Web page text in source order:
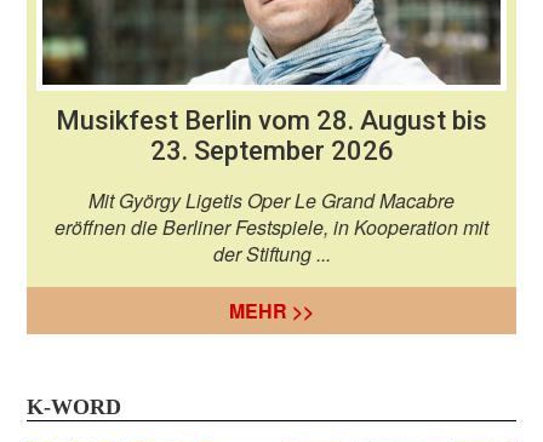
Musikfest Berlin vom 28. August bis
23. September 2026
Mit György Ligetis Oper Le Grand Macabre
eröffnen die Berliner Festspiele, in Kooperation mit
der Stiftung ...
MEHR >>
K-WORD